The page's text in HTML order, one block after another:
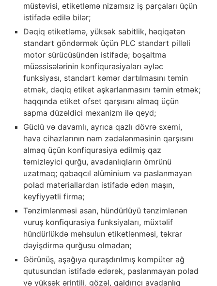
müstəvisi, etiketləmə nizamsız iş parçaları üçün
istifadə edilə bilər;
Dəqiq etiketləmə, yüksək sabitlik, həqiqətən
standart göndərmək üçün PLC standart pilləli
motor sürücüsündən istifadə; boşaltma
müəssisələrinin konfiqurasiyaları əyləc
funksiyası, standart kəmər dartılmasını təmin
etmək, dəqiq etiket aşkarlanmasını təmin etmək;
haqqında etiket ofset qarşısını almaq üçün
sapma düzəldici mexanizm ilə qeyd;
Güclü və davamlı, ayrıca qazlı dövrə sxemi,
hava cihazlarının nəm zədələnməsinin qarşısını
almaq üçün konfiqurasiya edilmiş qaz
təmizləyici qurğu, avadanlıqların ömrünü
uzatmaq; qabaqcıl alüminium və paslanmayan
polad materiallardan istifadə edən maşın,
keyfiyyətli firma;
Tənzimlənməsi asan, hündürlüyü tənzimlənən
vuruş konfiqurasiya funksiyaları, müxtəlif
hündürlükdə məhsulun etiketlənməsi, təkrar
dəyişdirmə qurğusu olmadan;
Görünüş, aşağıya quraşdırılmış kompüter ağ
qutusundan istifadə edərək, paslanmayan polad
və yüksək ərintili, gözəl, qaldırıcı avadanlıq